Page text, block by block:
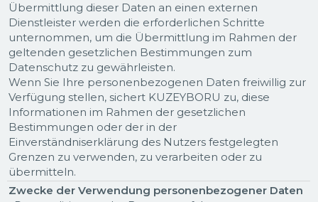
Übermittlung dieser Daten an einen externen
Dienstleister werden die erforderlichen Schritte
unternommen, um die Übermittlung im Rahmen der
geltenden gesetzlichen Bestimmungen zum
Datenschutz zu gewährleisten.
Wenn Sie Ihre personenbezogenen Daten freiwillig zur
Verfügung stellen, sichert KUZEYBORU zu, diese
Informationen im Rahmen der gesetzlichen
Bestimmungen oder der in der
Einverständniserklärung des Nutzers festgelegten
Grenzen zu verwenden, zu verarbeiten oder zu
übermitteln.
Zwecke der Verwendung personenbezogener Daten